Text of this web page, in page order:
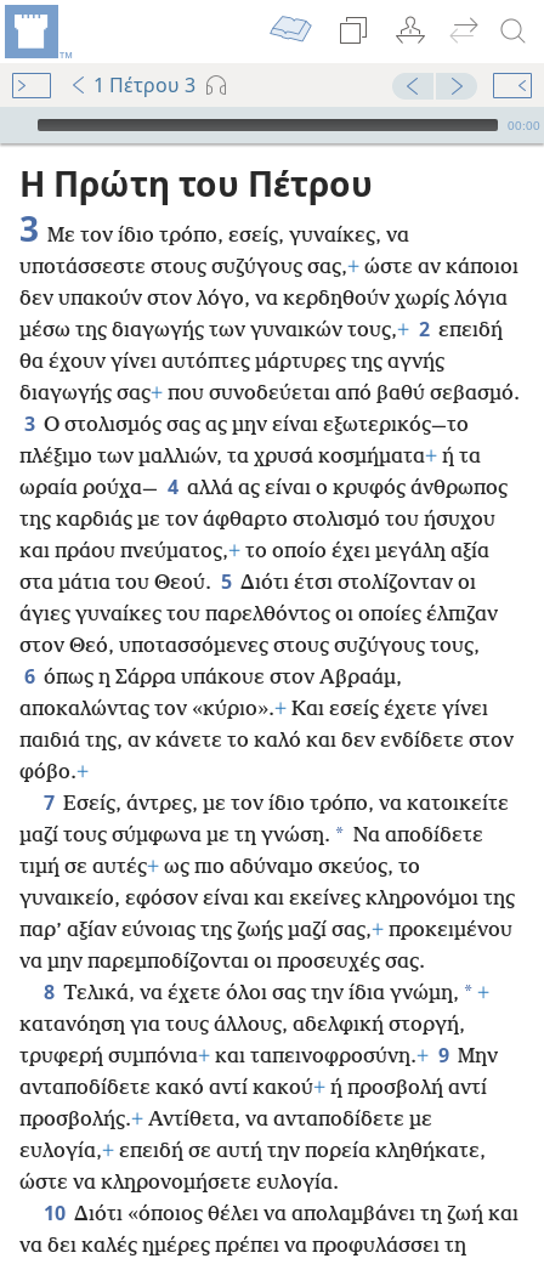
1 Πέτρου 3
Audio Player
00:00
Η Πρώτη του Πέτρου
3 Με τον ίδιο τρόπο, εσείς, γυναίκες, να
υποτάσσεστε στους συζύγους σας,+ ώστε αν κάποιοι
δεν υπακούν στον λόγο, να κερδηθούν χωρίς λόγια
μέσω της διαγωγής των γυναικών τους,+ 2 επειδή
θα έχουν γίνει αυτόπτες μάρτυρες της αγνής
διαγωγής σας+ που συνοδεύεται από βαθύ σεβασμό.
3 Ο στολισμός σας ας μην είναι εξωτερικός—το
πλέξιμο των μαλλιών, τα χρυσά κοσμήματα+ ή τα
ωραία ρούχα— 4 αλλά ας είναι ο κρυφός άνθρωπος
της καρδιάς με τον άφθαρτο στολισμό του ήσυχου
και πράου πνεύματος,+ το οποίο έχει μεγάλη αξία
στα μάτια του Θεού. 5 Διότι έτσι στολίζονταν οι
άγιες γυναίκες του παρελθόντος οι οποίες έλπιζαν
στον Θεό, υποτασσόμενες στους συζύγους τους,
6 όπως η Σάρρα υπάκουε στον Αβραάμ,
αποκαλώντας τον «κύριο».+ Και εσείς έχετε γίνει
παιδιά της, αν κάνετε το καλό και δεν ενδίδετε στον
φόβο.+
7 Εσείς, άντρες, με τον ίδιο τρόπο, να κατοικείτε
μαζί τους σύμφωνα με τη γνώση. * Να αποδίδετε
τιμή σε αυτές+ ως πιο αδύναμο σκεύος, το
γυναικείο, εφόσον είναι και εκείνες κληρονόμοι της
παρ’ αξίαν εύνοιας της ζωής μαζί σας,+ προκειμένου
να μην παρεμποδίζονται οι προσευχές σας.
8 Τελικά, να έχετε όλοι σας την ίδια γνώμη, * +
κατανόηση για τους άλλους, αδελφική στοργή,
τρυφερή συμπόνια+ και ταπεινοφροσύνη.+ 9 Μην
ανταποδίδετε κακό αντί κακού+ ή προσβολή αντί
προσβολής.+ Αντίθετα, να ανταποδίδετε με
ευλογία,+ επειδή σε αυτή την πορεία κληθήκατε,
ώστε να κληρονομήσετε ευλογία.
10 Διότι «όποιος θέλει να απολαμβάνει τη ζωή και
να δει καλές ημέρες πρέπει να προφυλάσσει τη